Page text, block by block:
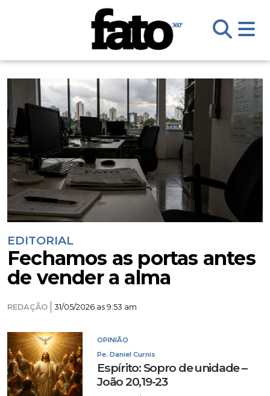
EDITORIAL
Fechamos as portas antes
de vender a alma
REDAÇÃO 31/05/2026 as 9:53 am
OPINIÃO
Pe. Daniel Curnis
Espírito: Sopro de unidade –
João 20,19-23